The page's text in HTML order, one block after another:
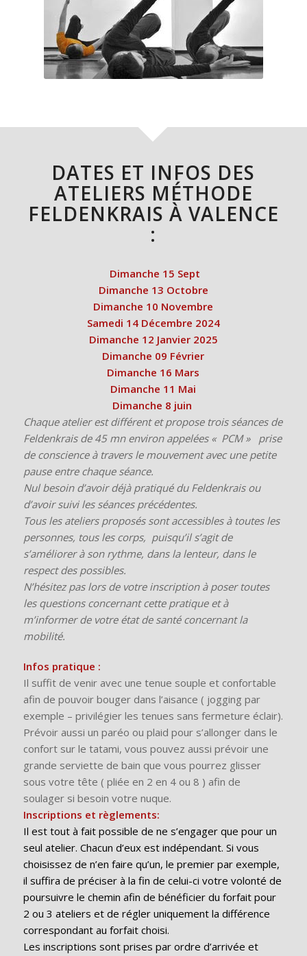
DATES ET INFOS DES
ATELIERS MÉTHODE
FELDENKRAIS À VALENCE
:
Dimanche 15 Sept
Dimanche 13 Octobre
Dimanche 10 Novembre
Samedi 14 Décembre 2024
Dimanche 12 Janvier 2025
Dimanche 09 Février
Dimanche 16 Mars
Dimanche 11 Mai
Dimanche 8 juin
Chaque atelier est différent et propose trois séances de
Feldenkrais de 45 mn environ appelées « PCM » prise
de conscience à travers le mouvement avec une petite
pause entre chaque séance.
Nul besoin d’avoir déjà pratiqué du Feldenkrais ou
d’avoir suivi les séances précédentes.
Tous les ateliers proposés sont accessibles à toutes les
personnes, tous les corps, puisqu’il s’agit de
s’améliorer à son rythme, dans la lenteur, dans le
respect des possibles.
N’hésitez pas lors de votre inscription à poser toutes
les questions concernant cette pratique et à
m’informer de votre état de santé concernant la
mobilité.
Infos pratique :
Il suffit de venir avec une tenue souple et confortable
afin de pouvoir bouger dans l’aisance ( jogging par
exemple – privilégier les tenues sans fermeture éclair).
Prévoir aussi un paréo ou plaid pour s’allonger dans le
confort sur le tatami, vous pouvez aussi prévoir une
grande serviette de bain que vous pourrez glisser
sous votre tête ( pliée en 2 en 4 ou 8 ) afin de
soulager si besoin votre nuque.
Inscriptions et règlements:
Il est tout à fait possible de ne s’engager que pour un
seul atelier. Chacun d’eux est indépendant. Si vous
choisissez de n’en faire qu’un, le premier par exemple,
il suffira de préciser à la fin de celui-ci votre volonté de
poursuivre le chemin afin de bénéficier du forfait pour
2 ou 3 ateliers et de régler uniquement la différence
correspondant au forfait choisi.
Les inscriptions sont prises par ordre d’arrivée et